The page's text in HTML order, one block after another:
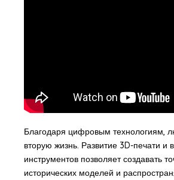
Благодаря цифровым технологиям,
вторую жизнь. Развитие 3D-печати и
инструментов позволяет создавать
исторических моделей и